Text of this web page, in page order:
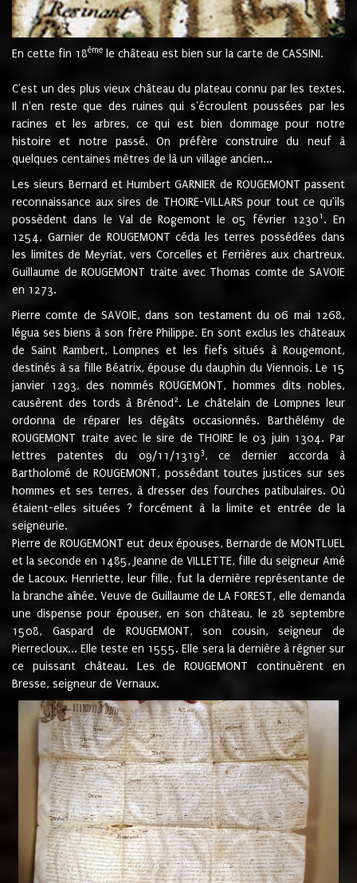
En cette fin 18ème le château est bien sur la carte de CASSINI.
C'est un des plus vieux château du plateau connu par les textes.
Il n'en reste que des ruines qui s'écroulent poussées par les
racines et les arbres, ce qui est bien dommage pour notre
histoire et notre passé. On préfère construire du neuf à
quelques centaines mètres de là un village ancien...
Les sieurs Bernard et Humbert GARNIER de ROUGEMONT passent
reconnaissance aux sires de THOIRE-VILLARS pour tout ce qu'ils
possèdent dans le Val de Rogemont le 05 février 12301 . En
1254, Garnier de ROUGEMONT céda les terres possédées dans
les limites de Meyriat, vers Corcelles et Ferrières aux chartreux.
Guillaume de ROUGEMONT traite avec Thomas comte de SAVOIE
en 1273.
Pierre comte de SAVOIE, dans son testament du 06 mai 1268,
légua ses biens à son frère Philippe. En sont exclus les châteaux
de Saint Rambert, Lompnes et les fiefs situés à Rougemont,
destinés à sa fille Béatrix, épouse du dauphin du Viennois. Le 15
janvier 1293, des nommés ROUGEMONT, hommes dits nobles,
causèrent des tords à Brénod 2. Le châtelain de Lompnes leur
ordonna de réparer les dégâts occasionnés. Barthélémy de
ROUGEMONT traite avec le sire de THOIRE le 03 juin 1304. Par
lettres patentes du 09/11/13193, ce dernier accorda à
Bartholomé de ROUGEMONT, possédant toutes justices sur ses
hommes et ses terres, à dresser des fourches patibulaires. Où
étaient-elles situées ? forcément à la limite et entrée de la
seigneurie.
Pierre de ROUGEMONT eut deux épouses, Bernarde de MONTLUEL
et la seconde en 1485, Jeanne de VILLETTE, fille du seigneur Amé
de Lacoux. Henriette, leur fille, fut la dernière représentante de
la branche aînée. Veuve de Guillaume de LA FOREST, elle demanda
une dispense pour épouser, en son château, le 28 septembre
1508, Gaspard de ROUGEMONT, son cousin, seigneur de
Pierrecloux... Elle teste en 1555. Elle sera la dernière à régner sur
ce puissant château. Les de ROUGEMONT continuèrent en
Bresse, seigneur de Vernaux.